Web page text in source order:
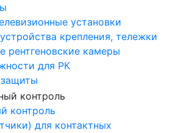
установки
крепления, тележки
рентгеновские камеры
для РК
контроль
для контактных